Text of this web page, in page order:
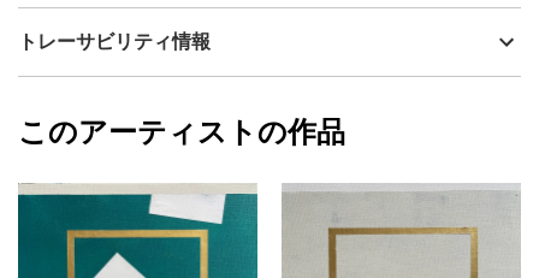
アクリル
カラー
赤
抽象画
Terimamō
フォローする
トレーサビリティ情報
Terimamō
このアーティストの作品